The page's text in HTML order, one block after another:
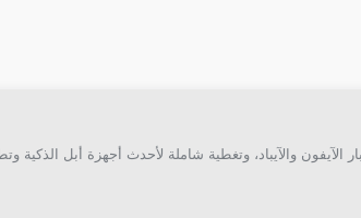
والآيباد، وتغطية شاملة لأحدث أجهزة أبل الذكية